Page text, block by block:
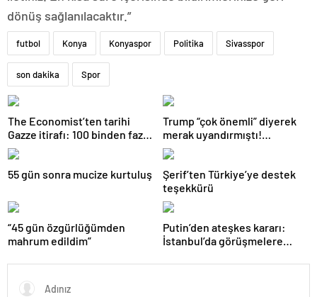
dönüş sağlanılacaktır.”
futbol Konya Konyaspor Politika Sivasspor
son dakika Spor
The Economist’ten tarihi
Gazze itirafı: 100 binden fazla
kişi öldü
Trump “çok önemli” diyerek
merak uyandırmıştı!
Beklenen açıklama sağlık
kararnamesi çıktı
55 gün sonra mucize kurtuluş
Şerif’ten Türkiye’ye destek
teşekkürü
“45 gün özgürlüğümden
mahrum edildim”
Putin’den ateşkes kararı:
İstanbul’da görüşmelere